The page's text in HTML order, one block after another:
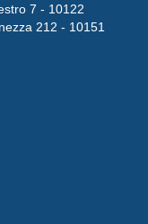
7 - 10122
212 - 10151